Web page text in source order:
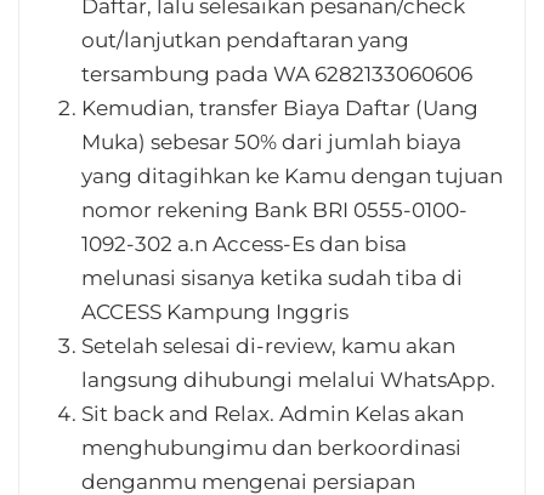
Daftar, lalu selesaikan pesanan/check
out/lanjutkan pendaftaran yang
tersambung pada WA 6282133060606
Kemudian, transfer Biaya Daftar (Uang
Muka) sebesar 50% dari jumlah biaya
yang ditagihkan ke Kamu dengan tujuan
nomor rekening Bank BRI 0555-0100-
1092-302 a.n Access-Es dan bisa
melunasi sisanya ketika sudah tiba di
ACCESS Kampung Inggris
Setelah selesai di-review, kamu akan
langsung dihubungi melalui WhatsApp.
Sit back and Relax. Admin Kelas akan
menghubungimu dan berkoordinasi
denganmu mengenai persiapan